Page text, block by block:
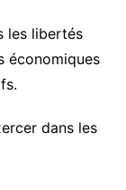
les libertés
économiques
dans les